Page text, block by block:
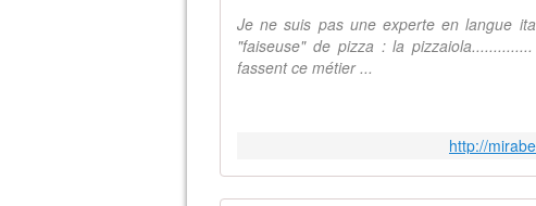
Je ne suis pas une experte en langue
"faiseuse" de pizza : la
fassent ce métier ...
http://